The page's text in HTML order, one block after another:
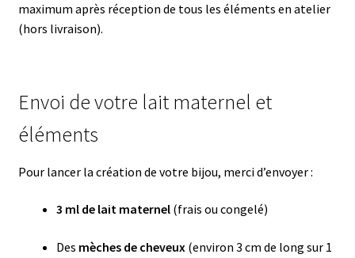
maximum après réception de tous les éléments en atelier
(hors livraison).
Envoi de votre lait maternel et
éléments
Pour lancer la création de votre bijou, merci d’envoyer :
3 ml de lait maternel(frais ou congelé)
Des mèches de cheveux(environ 3 cm de long sur 1